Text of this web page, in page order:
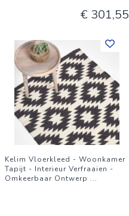
€ 301,55
Kelim Vloerkleed - Woonkamer
Tapijt - Interieur Verfraaien -
Omkeerbaar Ontwerp ...